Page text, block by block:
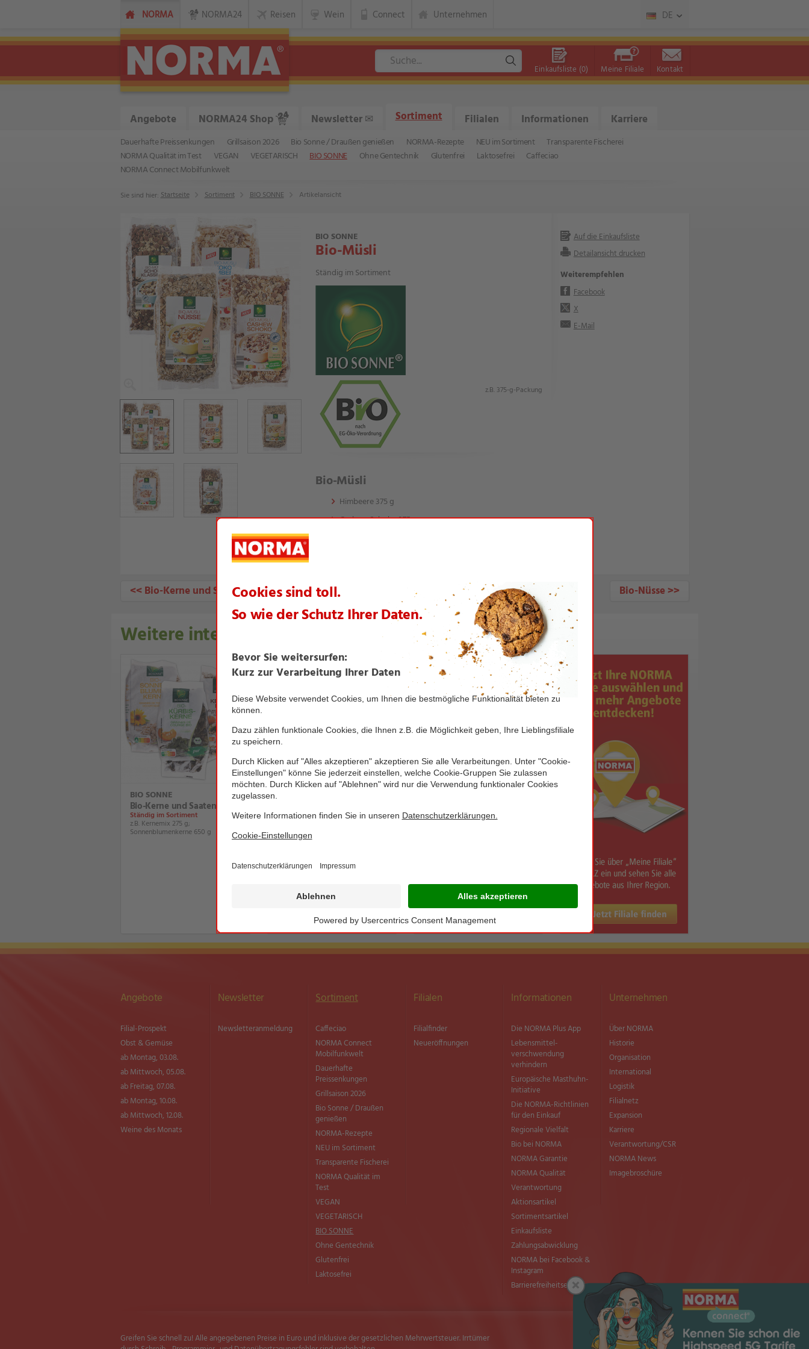
NORMA NORMA24 Reisen Wein Connect Unternehmen DE
Einkaufsliste (0) Meine Filiale Kontakt
Angebote NORMA24 Shop Newsletter✉ Sortiment
Dauerhafte Preissenkungen Grillsaison 2026 Bio Sonne / Draußen genießen NORMA-Rezepte NEU im Sortiment
Transparente Fischerei
NORMA Qualität im Test
VEGAN VEGETARISCH BIO SONNE Ohne Gentechnik Glutenfrei Laktosefrei
Caffeciao
NORMA Connect Mobilfunkwelt
Filialen Informationen Karriere
Sie sind hier: Startseite Sortiment BIO SONNE Artikelansicht
BIO SONNE
Bio-Müsli
Ständig im Sortiment
z.B. 375-g-Packung
Bio-Müsli
Himbeere 375 g
Cashew Schoko 375 g
Auf die Einkaufsliste
Detailansicht drucken
Weiterempfehlen
Facebook
X
E-Mail
<< Bio-Kerne und Saaten Bio-Nüsse >>
Weitere interessante Artikel aus dieser Themenwelt
BIO SONNE
Bio-Kerne und Saaten
Ständig im Sortiment
z.B. Kernemix 275 g;
Sonnenblumenkerne 650 g
BIO SONNE
Ständig im Sortiment Ständig im Sortiment
500-g-Frischepackung
×
Angebote
Filial-Prospekt
Obst & Gemüse
ab Montag, 03.08.
ab Mittwoch, 05.08.
ab Freitag, 07.08.
ab Montag, 10.08.
ab Mittwoch, 12.08.
Weine des Monats
Newsletter
Newsletter­anmeldung
Sortiment
Caffeciao
NORMA Connect
Mobilfunkwelt
Dauerhafte
Preissenkungen
Grillsaison 2026
Bio Sonne / Draußen
genießen
NORMA-Rezepte
NEU im Sortiment
Transparente Fischerei
NORMA Qualität im
Test
VEGAN
VEGETARISCH
BIO SONNE
Ohne Gentechnik
Glutenfrei
Laktosefrei
Filialen
Filialfinder
Neueröffnungen
Informationen
Die NORMA Plus App
Lebensmittel­
verschwendung
verhindern
Europäische Masthuhn-
Initiative
Die NORMA-Richtlinien
für den Einkauf
Regionale Vielfalt
Bio bei NORMA
NORMA Garantie
NORMA Qualität
Verantwortung
Aktionsartikel
Sortimentsartikel
Einkaufsliste
Zahlungsabwicklung
NORMA bei Facebook &
Instagram
Barrierefreiheitserklärung
Unternehmen
Über NORMA
Historie
Organisation
International
Logistik
Filialnetz
Expansion
Karriere
Verantwortung/CSR
NORMA News
Imagebroschüre
Seite drucken
Greifen Sie schnell zu! Alle angegebenen Preise in Euro und inklusive der gesetzlichen Mehrwertsteuer. Irrtümer